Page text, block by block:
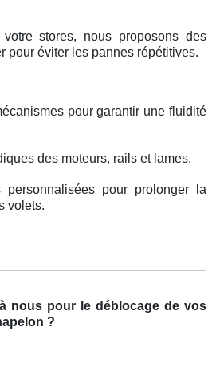
stores, nous proposons des
pour éviter les pannes répétitives.
pour garantir une fluidité
des moteurs, rails et lames.
personnalisées pour prolonger la
volets.
nous pour le déblocage de vos
?